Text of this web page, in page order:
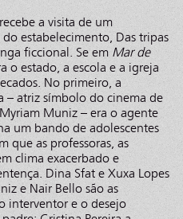
a visita de um
estabelecimento, Das tripas
ficcional. Se em Mar de
o estado, a escola e a igreja
No primeiro, a
– atriz símbolo do cinema de
Muniz – era o agente
um bando de adolescentes
que as professoras, as
clima exacerbado e
Dina Sfat e Xuxa Lopes
e Nair Bello são as
interventor e o desejo